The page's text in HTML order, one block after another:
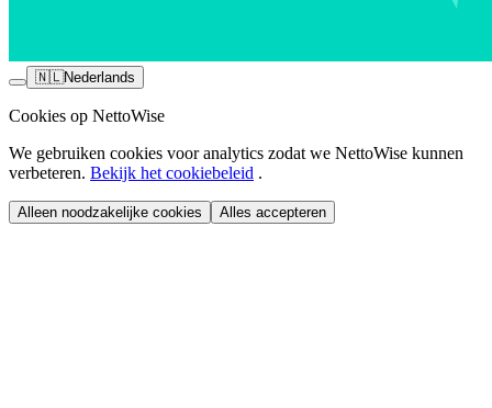
🇳🇱Nederlands
Cookies op NettoWise
We gebruiken cookies voor analytics zodat we NettoWise kunnen
verbeteren. Bekijk het cookiebeleid .
Alleen noodzakelijke cookies Alles accepteren